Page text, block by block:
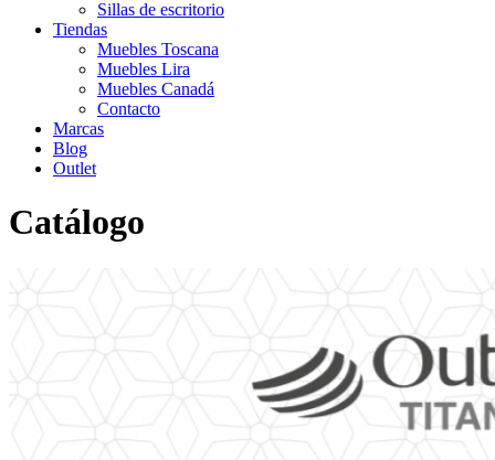
Sillas de escritorio
Tiendas
Muebles Toscana
Muebles Lira
Muebles Canadá
Contacto
Marcas
Blog
Outlet
Catálogo